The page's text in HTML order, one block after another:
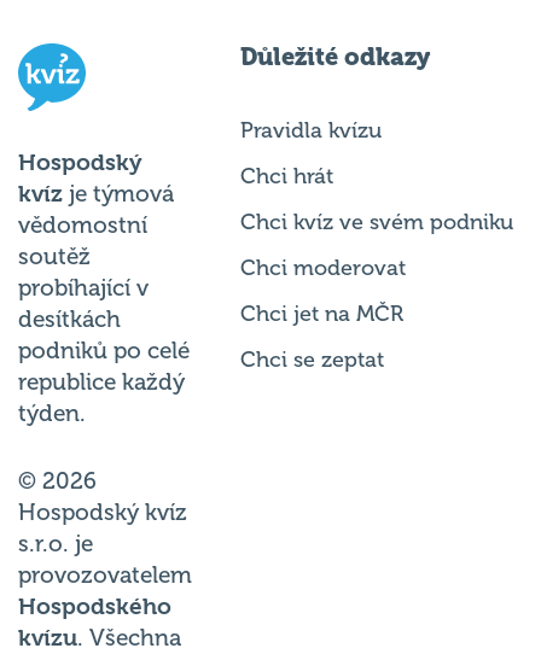
Hospodský
kvíz je týmová
vědomostní
soutěž
probíhající v
desítkách
podniků po celé
republice každý
týden.
© 2026
Hospodský kvíz
s.r.o. je
provozovatelem
Hospodského
kvízu. Všechna
Důležité odkazy
Pravidla kvízu
Chci hrát
Chci kvíz ve svém podniku
Chci moderovat
Chci jet na MČR
Chci se zeptat